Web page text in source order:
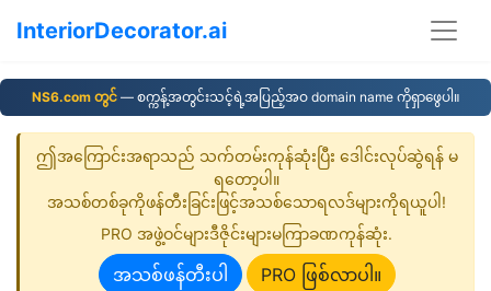
InteriorDecorator.ai
NS6.com တွင်— စက္ကန့်အတွင်းသင့်ရဲ့အပြည့်အဝ domain name ကိုရှာဖွေပါ။
ဤအကြောင်းအရာသည် သက်တမ်းကုန်ဆုံးပြီး ဒေါင်းလုပ်ဆွဲရန် မ
ရတော့ပါ။
အသစ်တစ်ခုကိုဖန်တီးခြင်းဖြင့်အသစ်သောရလဒ်များကိုရယူပါ!
PRO အဖွဲ့ဝင်များဒီဇိုင်းများမကြာခဏကုန်ဆုံး.
အသစ်ဖန်တီးပါ PRO ဖြစ်လာပါ။